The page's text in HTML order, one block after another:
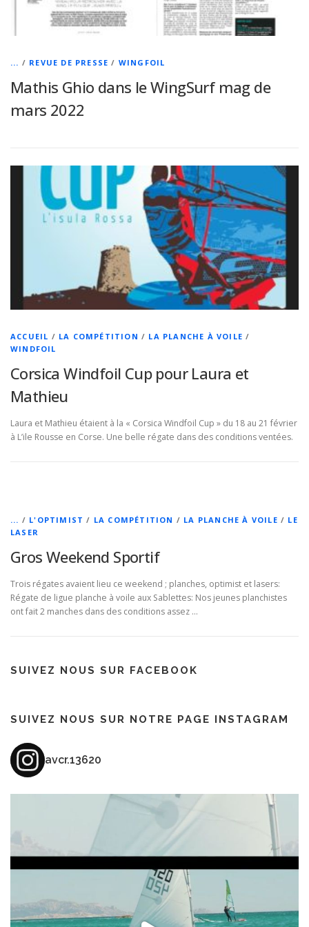
... / REVUE DE PRESSE / WINGFOIL
Mathis Ghio dans le WingSurf mag de
mars 2022
ACCUEIL / LA COMPÉTITION / LA PLANCHE À VOILE /
WINDFOIL
Corsica Windfoil Cup pour Laura et
Mathieu
Laura et Mathieu étaient à la « Corsica Windfoil Cup » du 18 au 21 février
à L’ile Rousse en Corse. Une belle régate dans des conditions ventées.
... / L'OPTIMIST / LA COMPÉTITION / LA PLANCHE À VOILE / LE
LASER
Gros Weekend Sportif
Trois régates avaient lieu ce weekend ; planches, optimist et lasers:
Régate de ligue planche à voile aux Sablettes: Nos jeunes planchistes
ont fait 2 manches dans des conditions assez …
SUIVEZ NOUS SUR FACEBOOK
SUIVEZ NOUS SUR NOTRE PAGE INSTAGRAM
avcr.13620